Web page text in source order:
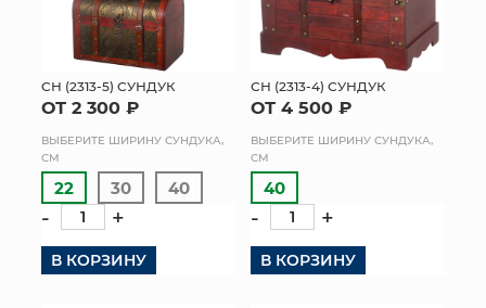
ТОРГОВЫЙ ЦЕНТР
ОПТОВЫМ КЛИЕНТАМ
ДОСТАВКА И ОПЛАТА
КОНТАКТЫ
СН (2313-5) СУНДУК
ОТ 2 300 ₽
ВЫБЕРИТЕ ШИРИНУ СУНДУКА,
СМ
22 30 40
- +
В КОРЗИНУ
СН (2313-4) СУНДУК
ОТ 4 500 ₽
ВЫБЕРИТЕ ШИРИНУ СУНДУКА,
СМ
40
- +
В КОРЗИНУ